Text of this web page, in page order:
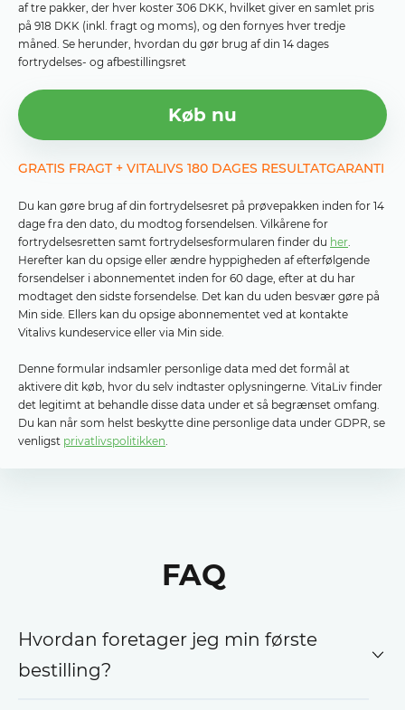
af tre pakker, der hver koster 306 DKK, hvilket giver en samlet pris
på 918 DKK (inkl. fragt og moms), og den fornyes hver tredje
måned. Se herunder, hvordan du gør brug af din 14 dages
fortrydelses- og afbestillingsret
Køb nu
GRATIS FRAGT + VITALIVS 180 DAGES RESULTATGARANTI
Du kan gøre brug af din fortrydelsesret på prøvepakken inden for 14
dage fra den dato, du modtog forsendelsen. Vilkårene for
fortrydelsesretten samt fortrydelsesformularen finder du her.
Herefter kan du opsige eller ændre hyppigheden af ​​efterfølgende
forsendelser i abonnementet inden for 60 dage, efter at du har
modtaget den sidste forsendelse. Det kan du uden besvær gøre på
Min side. Ellers kan du opsige abonnementet ved at kontakte
Vitalivs kundeservice eller via Min side.
Denne formular indsamler personlige data med det formål at
aktivere dit køb, hvor du selv indtaster oplysningerne. VitaLiv finder
det legitimt at behandle disse data under et så begrænset omfang.
Du kan når som helst beskytte dine personlige data under GDPR, se
venligst privatlivspolitikken.
FAQ
Hvordan foretager jeg min første
bestilling?